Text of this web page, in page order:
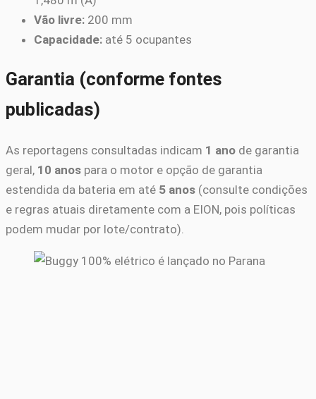
Vão livre: 200 mm
Capacidade: até 5 ocupantes
Garantia (conforme fontes
publicadas)
As reportagens consultadas indicam 1 ano de garantia
geral, 10 anos para o motor e opção de garantia
estendida da bateria em até 5 anos (consulte condições
e regras atuais diretamente com a EION, pois políticas
podem mudar por lote/contrato).